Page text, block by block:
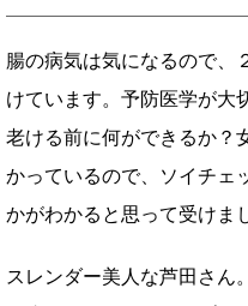
腸の病気は気になるので、
けています。予防医学が大
老ける前に何ができるか？
かっているので、ソイチェ
かがわかると思って受けま
スレンダー美人な芦田さ